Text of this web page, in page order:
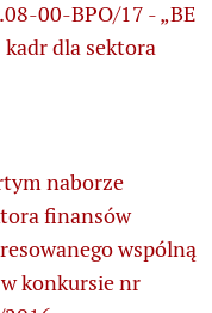
00-BPO/17 - „BE
kadr dla sektora
naborze
finansów
wspólną
konkursie nr